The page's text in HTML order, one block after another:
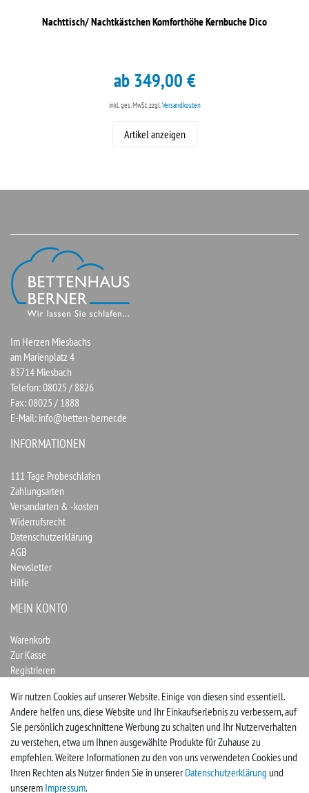
Nachttisch/ Nachtkästchen Komforthöhe Kernbuche Dico
ab 349,00 €
inkl. ges. MwSt.zzgl.Versandkosten
Artikel anzeigen
Im Herzen Miesbachs
am Marienplatz 4
83714 Miesbach
Telefon: 08025 / 8826
Fax: 08025 / 1888
E-Mail: info@betten-berner.de
INFORMATIONEN
111 Tage Probeschlafen
Zahlungsarten
Versandarten & -kosten
Widerrufsrecht
Datenschutzerklärung
AGB
Newsletter
Hilfe
MEIN KONTO
Warenkorb
Zur Kasse
Registrieren
Vertrag widerrufen
UNTERNEHMEN
Kontakt
Wir nutzen Cookies auf unserer Website. Einige von diesen sind essentiell.
Andere helfen uns, diese Website und Ihr Einkaufserlebnis zu verbessern, auf
Sie persönlich zugeschnittene Werbung zu schalten und Ihr Nutzerverhalten
zu verstehen, etwa um Ihnen ausgewählte Produkte für Zuhause zu
empfehlen. Weitere Informationen zu den von uns verwendeten Cookies und
Ihren Rechten als Nutzer finden Sie in unsererDaten­schutz­erklärung und
unserem Impressum.